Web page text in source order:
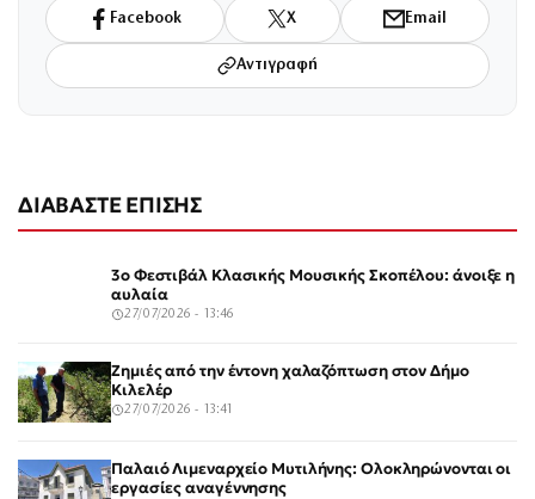
Facebook X Email
Αντιγραφή
ΔΙΑΒΑΣΤΕ ΕΠΙΣΗΣ
3ο Φεστιβάλ Κλασικής Μουσικής Σκοπέλου: άνοιξε η
αυλαία
27/07/2026 - 13:46
Ζημιές από την έντονη χαλαζόπτωση στον Δήμο
Κιλελέρ
27/07/2026 - 13:41
Παλαιό Λιμεναρχείο Μυτιλήνης: Ολοκληρώνονται οι
εργασίες αναγέννησης